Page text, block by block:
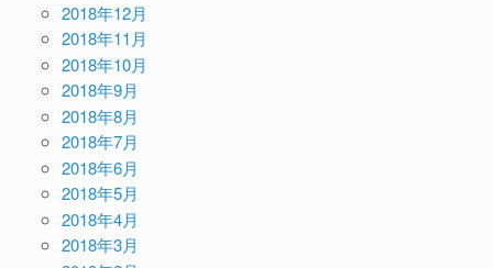
2018年12月
2018年11月
2018年10月
2018年9月
2018年8月
2018年7月
2018年6月
2018年5月
2018年4月
2018年3月